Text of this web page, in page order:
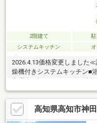
2階建て
システムキッチン
2026.4.13価格変更しました
燥機付きシステムキッチン■
ンビニ・飲食店近く生活便
■mac 朝倉店349ｍ■ローソ
校556ｍ■高知市立西部中学
古新堂バス停 徒歩4分
高知県高知市神